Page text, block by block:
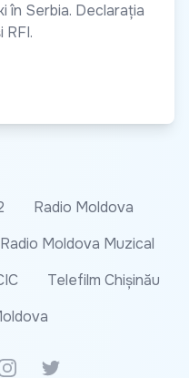
în Serbia. Declarația
Radio Moldova
Radio Moldova Muzical
Telefilm Chișinău
Twitter